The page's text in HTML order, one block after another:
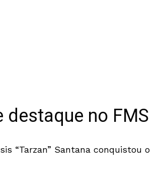
no FMS
“Tarzan” Santana conquistou o